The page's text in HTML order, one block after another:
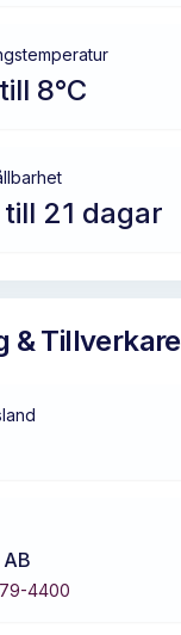
8°C
21 dagar
& Tillverkare
4400